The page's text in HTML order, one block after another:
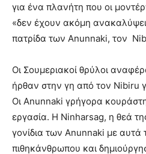
για ένα πλανήτη που οι
«δεν έχουν ακόμη
πατρίδα των Anunnaki, τον
Οι Σουμεριακοί θρύλοι
ήρθαν στην γη από τον Nibiru
Οι Anunnaki γρήγορα
εργασία. Η Ninharsag, η θεά
γονίδια των Anunnaki με
πιθηκάνθρωπου και